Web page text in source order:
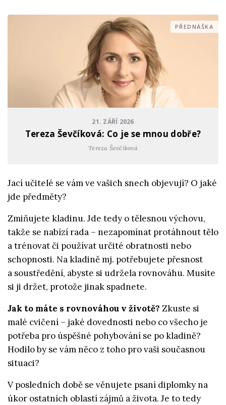
PŘEDNÁŠKA
21. ZÁŘÍ 2026
Tereza Ševčíková: Co je se mnou dobře?
Tereza Ševčíková
Jací učitelé se vám ve vašich snech objevují? O jaké
jde předměty?
Zmiňujete kladinu. Jde tedy o tělesnou výchovu,
takže se nabízí rada – nezapomínat protáhnout tělo
a trénovat či používat určité obratnosti nebo
schopnosti. Na kladině mj. potřebujete přesnost
a soustředění, abyste si udržela rovnováhu. Musíte
si ji držet, protože jinak spadnete.
Jak to máte s rovnováhou v životě? Zkuste si
malé cvičení – jaké dovednosti nebo co všecho je
potřeba pro úspěšné pohybování se po kladině?
Hodilo by se vám něco z toho pro vaši současnou
situaci?
V posledních době se věnujete psaní diplomky na
úkor ostatních oblastí zájmů a života. Je to tedy